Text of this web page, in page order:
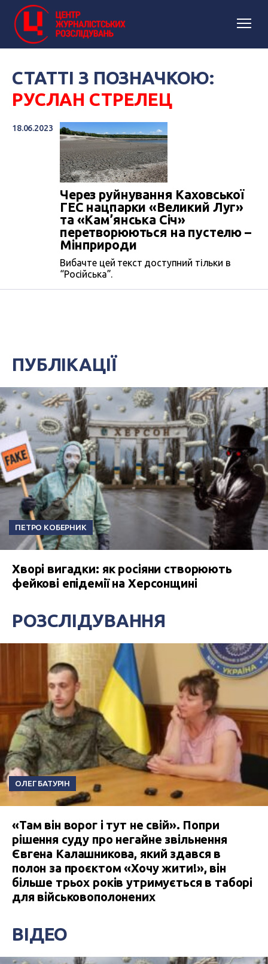
СТАТТІ З ПОЗНАЧКОЮ:
РУСЛАН СТРЕЛЕЦ
18.06.2023
Через руйнування Каховської
ГЕС нацпарки «Великий Луг»
та «Кам’янська Січ»
перетворюються на пустелю –
Мінприроди
Вибачте цей текст доступний тільки в
“Російська”.
ПУБЛІКАЦІЇ
ПЕТРО КОБЕРНИК
Хворі вигадки: як росіяни створюють
фейкові епідемії на Херсонщині
РОЗСЛІДУВАННЯ
ОЛЕГ БАТУРІН
«Там він ворог і тут не свій». Попри
рішення суду про негайне звільнення
Євгена Калашникова, який здався в
полон за проєктом «Хочу жити!», він
більше трьох років утримується в таборі
для військовополонених
ВІДЕО